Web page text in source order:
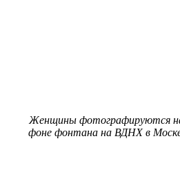
Женщины фотографируются
фоне фонтана на ВДНХ в